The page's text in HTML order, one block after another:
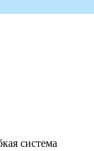
система